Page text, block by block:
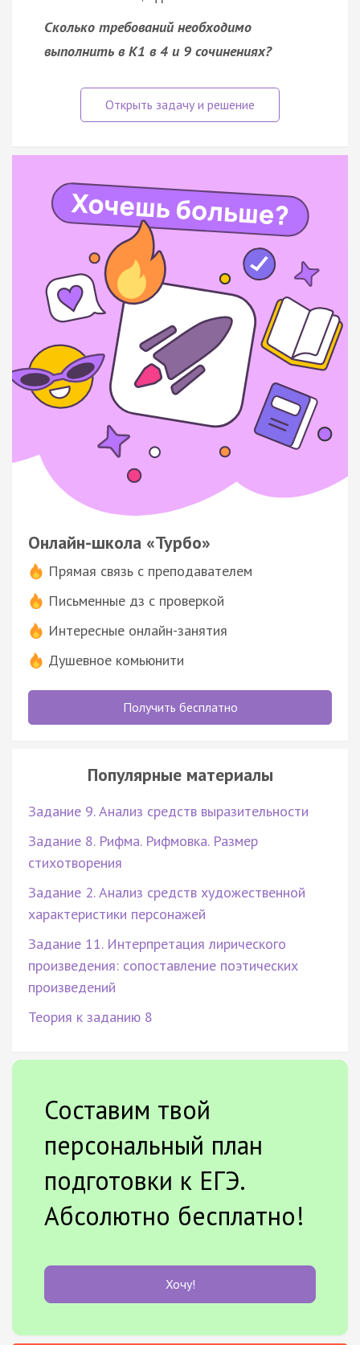
Сколько требований необходимо
выполнить в К1 в 4 и 9 сочинениях?
Онлайн-школа «Турбо»
Прямая связь с преподавателем
Письменные дз с проверкой
Интересные онлайн-занятия
Душевное комьюнити
Получить бесплатно
Популярные материалы
Задание 9. Анализ средств выразительности
Задание 8. Рифма. Рифмовка. Размер
стихотворения
Задание 2. Анализ средств художественной
характеристики персонажей
Задание 11. Интерпретация лирического
произведения: сопоставление поэтических
произведений
Теория к заданию 8
Составим твой
персональный план
подготовки к ЕГЭ.
Абсолютно бесплатно!
Хочу!